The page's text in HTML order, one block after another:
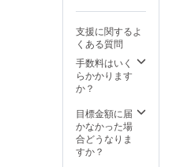
支援に関するよ
くある質問
手数料はいく
らかかります
か？
目標金額に届
かなかった場
合どうなりま
すか？